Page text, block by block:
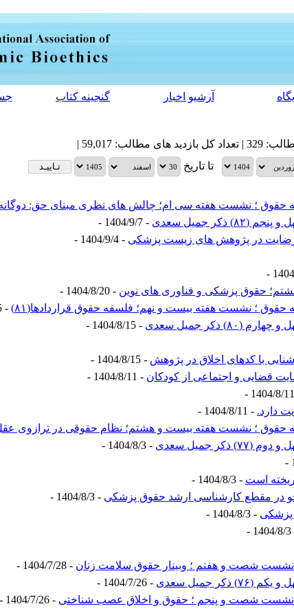
آرشیو اخبار گنجینه کتاب
مطالب: 59,017 |
تا تاریخ
؛ نشست هفته سی ام؛ چالش های نظری مبنای حق: دوگانه
جمیل سعدی
- 1404/9/7 -
رضایت در پژوهش های زیست پزشکی - 1404/9/4 -
حقوق پزشکی و فناوری های نوین - 1404/8/20 -
؛ نشست هفته بیست و نهم؛ فلسفه حقوق قراردادها(۸۱)
- 1404/8/15 -
جمیل سعدی
- 1404/8/15 -
با کدهای اخلاق در پژوهش - 1404/8/15 -
قضایی و اجتماعی از کودکان - 1404/8/11 -
دارد. - 1404/8/11 -
؛ نشست هفته بیست و هشتم؛ نظام حقوقی در ترازوی عقل
جمیل سعدی
- 1404/8/3 -
است - 1404/8/3 -
در مقطع کارشناسی ارشد حقوق پزشکی - 1404/8/3 -
- 1404/8/3 -
شصت و هفتم ؛ وبینار حقوق سلامت زنان - 1404/7/28 -
جمیل سعدی
- 1404/7/26 -
نشست شصت و پنجم ؛ حقوق و اخلاق عصب شناختی - 1404/7/26 -